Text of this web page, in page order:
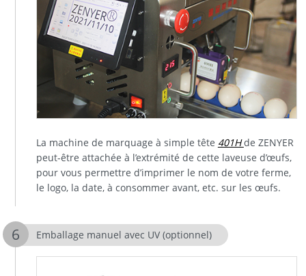
La machine de marquage à simple tête 401Hde ZENYER
peut-être attachée à l’extrémité de cette laveuse d’œufs,
pour vous permettre d’imprimer le nom de votre ferme,
le logo, la date, à consommer avant, etc. sur les œufs.
Emballage manuel avec UV (optionnel)